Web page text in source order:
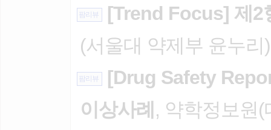
팜리뷰
[Trend Focus] 제2
(서울대 약제부 윤누리
팜리뷰
[Drug Safety
이상사례 , 약학정보원